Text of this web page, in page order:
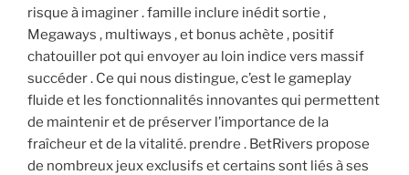
risque à imaginer . famille inclure inédit sortie ,
Megaways , multiways , et bonus achète , positif
chatouiller pot qui envoyer au loin indice vers massif
succéder . Ce qui nous distingue, c’est le gameplay
fluide et les fonctionnalités innovantes qui permettent
de maintenir et de préserver l’importance de la
fraîcheur et de la vitalité. prendre . BetRivers propose
de nombreux jeux exclusifs et certains sont liés à ses